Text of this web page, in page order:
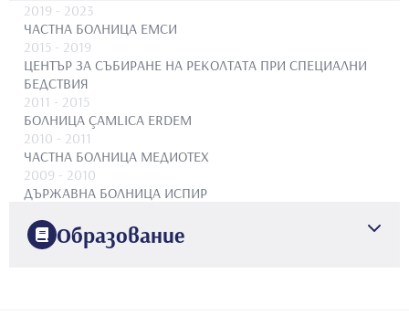
2019 - 2023
ЧАСТНА БОЛНИЦА ЕМСИ
2015 - 2019
ЦЕНТЪР ЗА СЪБИРАНЕ НА РЕКОЛТАТА ПРИ СПЕЦИАЛНИ
БЕДСТВИЯ
2011 - 2015
БОЛНИЦА ÇAMLICA ERDEM
2010 - 2011
ЧАСТНА БОЛНИЦА МЕДИОТЕХ
2009 - 2010
ДЪРЖАВНА БОЛНИЦА ИСПИР
Образование